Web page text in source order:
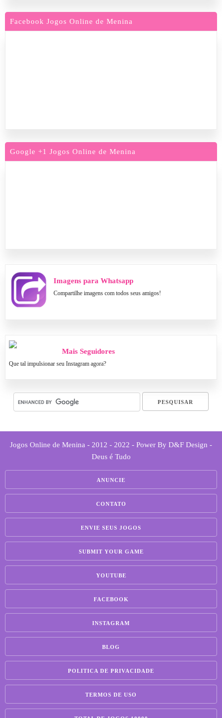
Facebook Jogos Online de Menina
Google +1 Jogos Online de Menina
Imagens para Whatsapp
Compartilhe imagens com todos seus amigos!
Mais Seguidores
Que tal impulsionar seu Instagram agora?
Jogos Online de Menina - 2012 - 2022 - Power By D&F Design -
Deus é Tudo
ANUNCIE
CONTATO
ENVIE SEUS JOGOS
SUBMIT YOUR GAME
YOUTUBE
FACEBOOK
INSTAGRAM
BLOG
POLITICA DE PRIVACIDADE
TERMOS DE USO